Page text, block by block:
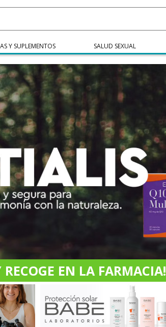
Y SUPLEMENTOS SALUD SEXUAL
EN LA FARMACIA!